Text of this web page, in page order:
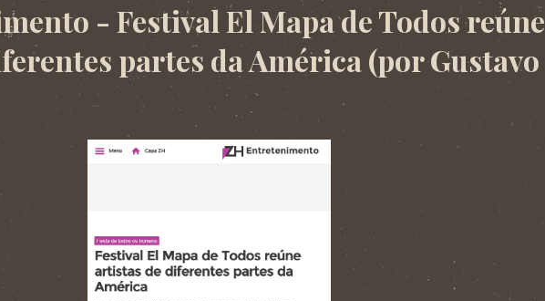
- Festival El Mapa de Todos reúne
partes da América (por Gustavo